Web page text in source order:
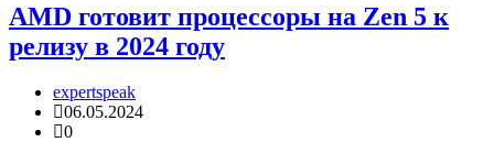
AMD готовит процессоры на Zen 5 к
релизу в 2024 году
expertspeak
06.05.2024
0